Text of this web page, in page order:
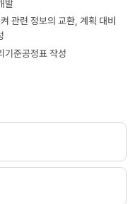
발
관련 정보의 교환, 계획 대비
기준공정표 작성